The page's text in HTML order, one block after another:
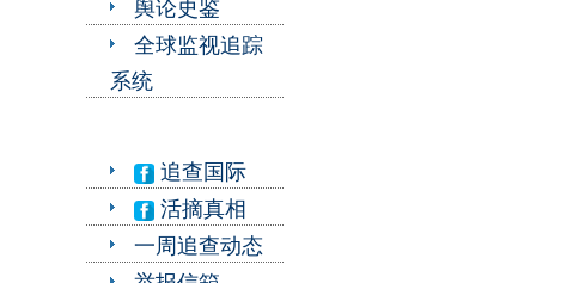
舆论史鉴
全球监视追踪
系统
追查国际
活摘真相
一周追查动态